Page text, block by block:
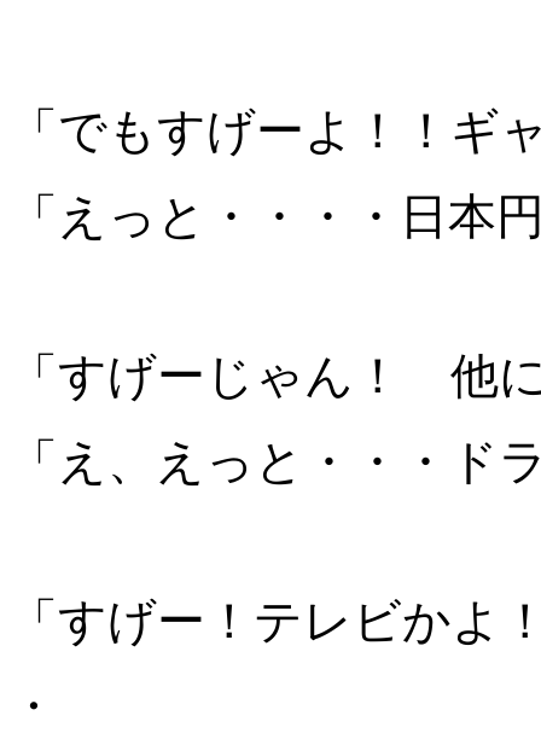
「でもすげーよ！！ギ
「えっと・・・・日本
「すげーじゃん！ 他
「え、えっと・・・ド
「すげー！テレビかよ
・